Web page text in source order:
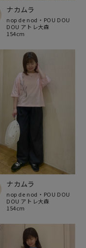
ナカムラ
nop de nod・POU DOU
DOU アトレ大森
154cm
ナカムラ
nop de nod・POU DOU
DOU アトレ大森
154cm